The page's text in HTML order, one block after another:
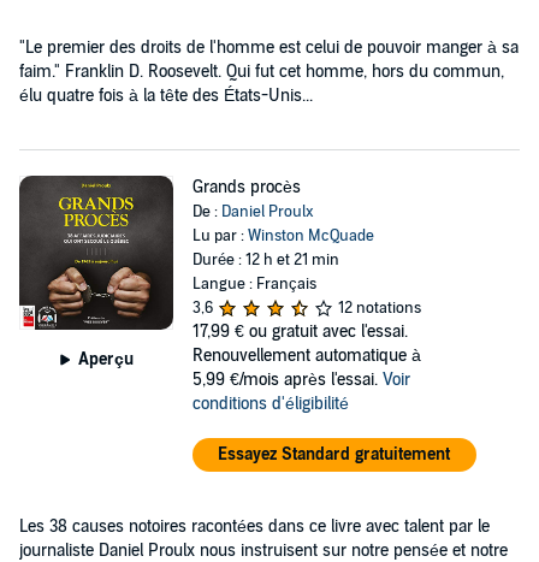
"Le premier des droits de l'homme est celui de pouvoir manger à sa
faim." Franklin D. Roosevelt. Qui fut cet homme, hors du commun,
élu quatre fois à la tête des États-Unis...
Aperçu
Grands procès
De : Daniel Proulx
Lu par :Winston McQuade
Durée : 12 h et 21 min
Langue : Français
3,6
12 notations
17,99 € ou gratuit avec l'essai.
Renouvellement automatique à
5,99 €/mois après l'essai. Voir
conditions d'éligibilité
Essayez Standard gratuitement
Les 38 causes notoires racontées dans ce livre avec talent par le
journaliste Daniel Proulx nous instruisent sur notre pensée et notre